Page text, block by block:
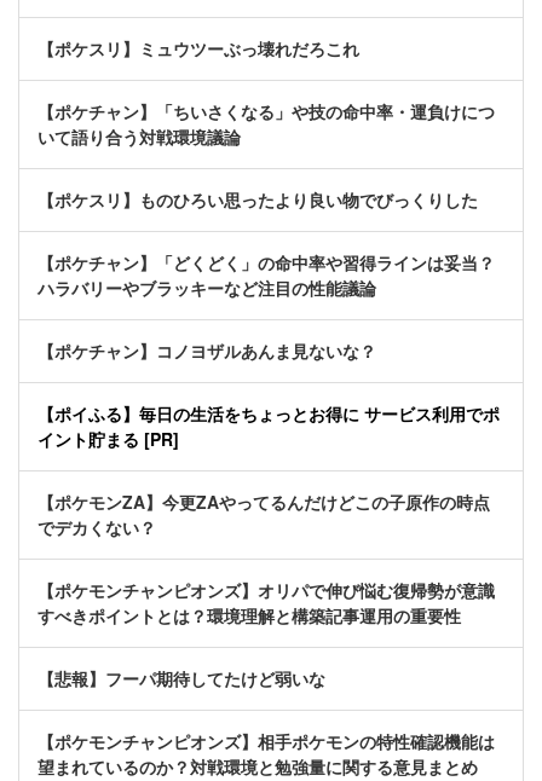
【ポケスリ】ミュウツーぶっ壊れだろこれ
【ポケチャン】「ちいさくなる」や技の命中率・運負けにつ
いて語り合う対戦環境議論
【ポケスリ】ものひろい思ったより良い物でびっくりした
【ポケチャン】「どくどく」の命中率や習得ラインは妥当？
ハラバリーやブラッキーなど注目の性能議論
【ポケチャン】コノヨザルあんま見ないな？
【ポイふる】毎日の生活をちょっとお得に サービス利用でポ
イント貯まる [PR]
【ポケモンZA】今更ZAやってるんだけどこの子原作の時点
でデカくない？
【ポケモンチャンピオンズ】オリパで伸び悩む復帰勢が意識
すべきポイントとは？環境理解と構築記事運用の重要性
【悲報】フーパ期待してたけど弱いな
【ポケモンチャンピオンズ】相手ポケモンの特性確認機能は
望まれているのか？対戦環境と勉強量に関する意見まとめ